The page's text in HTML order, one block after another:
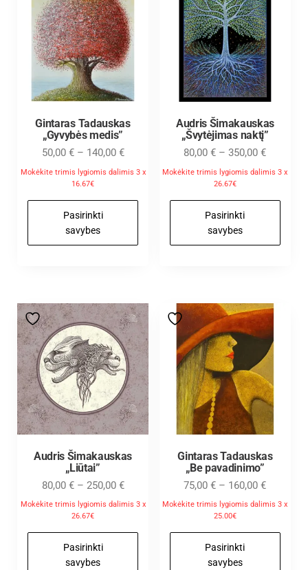
Gintaras Tadauskas
„Gyvybės medis”
50,00 € – 140,00 €
Mokėkite trimis lygiomis dalimis 3 x
16.67€
Pasirinkti
savybes
Audris Šimakauskas
„Švytėjimas naktį”
80,00€ – 350,00€
Mokėkite trimis lygiomis dalimis 3 x
26.67€
Pasirinkti
savybes
Audris Šimakauskas
„Liūtai”
80,00 € – 250,00 €
Mokėkite trimis lygiomis dalimis 3 x
26.67€
Pasirinkti
savybes
Gintaras Tadauskas
„Be pavadinimo”
75,00€ – 160,00€
Mokėkite trimis lygiomis dalimis 3 x
25.00€
Pasirinkti
savybes